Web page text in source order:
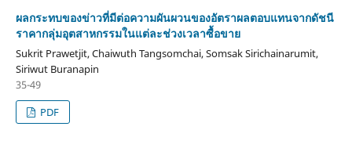
ผลกระทบของข่าวที่มีต่อความผันผวนของอัตราผลตอบแทนจากดัชนี
ราคากลุ่มอุตสาหกรรมในแต่ละช่วงเวลาซื้อขาย
Sukrit Prawetjit, Chaiwuth Tangsomchai, Somsak Sirichainarumit,
Siriwut Buranapin
35-49
PDF